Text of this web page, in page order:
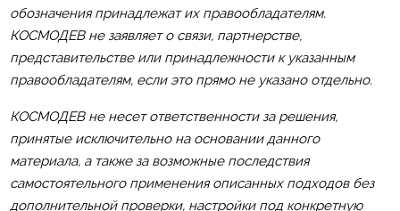
обозначения принадлежат их правообладателям.
КОСМОДЕВ не заявляет о связи, партнерстве,
представительстве или принадлежности к указанным
правообладателям, если это прямо не указано отдельно.
КОСМОДЕВ не несет ответственности за решения,
принятые исключительно на основании данного
материала, а также за возможные последствия
самостоятельного применения описанных подходов без
дополнительной проверки, настройки под конкретную